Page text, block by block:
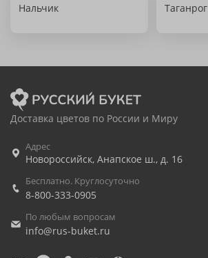
Нальчик Таганрог
Доставка цветов по России и Миру
Адрес
Новороссийск, Анапское ш., д. 16
Бесплатно. Круглосуточно
8-800-333-0905
По любым вопросам
info@rus-buket.ru